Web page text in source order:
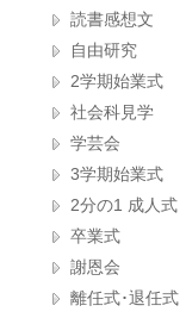
読書感想文
自由研究
2学期始業式
社会科見学
学芸会
3学期始業式
2分の1 成人式
卒業式
謝恩会
離任式･退任式